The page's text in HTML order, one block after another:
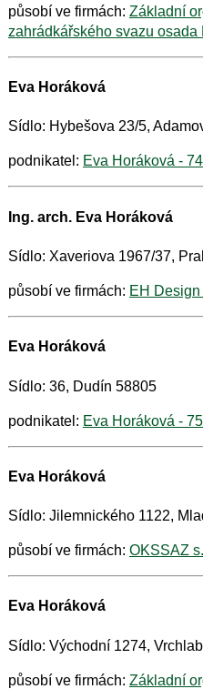
působí ve firmách: Základní
zahrádkářského svazu osada
Eva Horáková
Sídlo: Hybešova 23/5,
podnikatel: Eva Horáková -
Ing. arch. Eva Horáková
Sídlo: Xaveriova 1967/37,
působí ve firmách: EH Design
Eva Horáková
Sídlo: 36, Dudín 58805
podnikatel: Eva Horáková -
Eva Horáková
Sídlo: Jilemnického 1122,
působí ve firmách: OKSSAZ
Eva Horáková
Sídlo: Východní 1274,
působí ve firmách: Základní